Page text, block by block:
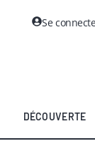
Se
DÉCOUVERTE